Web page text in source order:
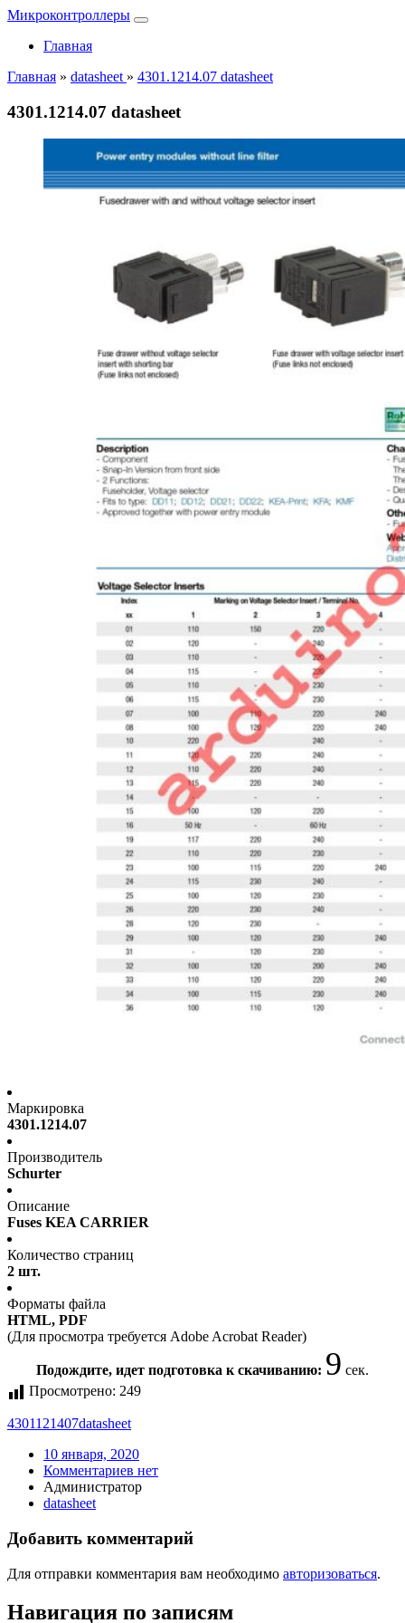
Микроконтроллеры
Главная
Главная » datasheet » 4301.1214.07 datasheet
4301.1214.07 datasheet
Маркировка
4301.1214.07
Производитель
Schurter
Описание
Fuses KEA CARRIER
Количество страниц
2 шт.
Форматы файла
HTML, PDF
(Для просмотра требуется Adobe Acrobat Reader)
Подождите, идет подготовка к скачиванию: 9 сек.
Просмотрено: 249
4301121407datasheet
10 января, 2020
Комментариев нет
Администратор
datasheet
Добавить комментарий
Для отправки комментария вам необходимо авторизоваться.
Навигация по записям